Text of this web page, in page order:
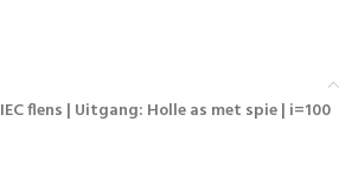
flens | Uitgang: Holle as met spie | i=100